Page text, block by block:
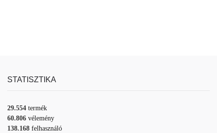
STATISZTIKA
29.554 termék
60.806 vélemény
138.168 felhasználó